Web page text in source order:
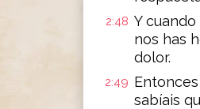
2:48 Y
nos has
dolor.
2:49
sabíais